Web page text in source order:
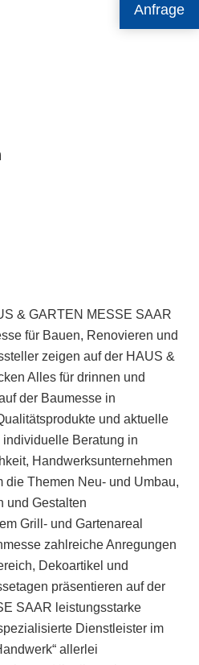
Anfrage
& GARTEN MESSE SAAR
für Bauen, Renovieren und
zeigen auf der HAUS &
Alles für drinnen und
der Baumesse in
und aktuelle
Beratung in
Handwerksunternehmen
die Themen Neu- und Umbau,
und Gestalten
Grill- und Gartenareal
zahlreiche Anregungen
Dekoartikel und
präsentieren auf der
SAAR leistungsstarke
Dienstleister im
allerlei